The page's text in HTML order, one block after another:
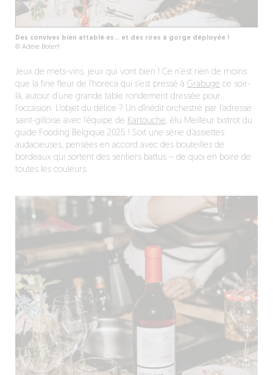
Des convives bien attablé·es… et des rires à gorge déployée !
© Adèle Boterf
Jeux de mets-vins, jeux qui vont bien ! Ce n’est rien de moins
que la fine fleur de l’horeca qui s’est pressé à Grabuge ce soir-
là, autour d’une grande table rondement dressée pour
l’occasion. L’objet du délice ? Un dînédit orchestré par l’adresse
saint-gilloise avec l’équipe de Kartouche, élu Meilleur bistrot du
guide Fooding Belgique 2025 ! Soit une série d’assiettes
audacieuses, pensées en accord avec des bouteilles de
bordeaux qui sortent des sentiers battus – de quoi en boire de
toutes les couleurs.